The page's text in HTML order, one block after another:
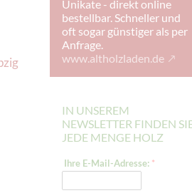
Unikate - direkt online
bestellbar. Schneller und
oft sogar günstiger als per
Anfrage.
www.altholzladen.de
IN UNSEREM
NEWSLETTER FINDEN
JEDE MENGE HOLZ
-
a
Ihre E-Mail-Adresse: *